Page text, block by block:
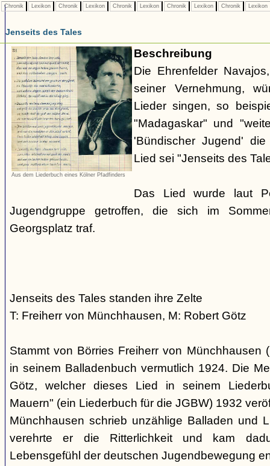
Chronik Lexikon Chronik Lexikon Chronik Lexikon Chronik Lexikon Chronik Lexikon
Jenseits des Tales
Aus dem Liederbuch eines Kölner Pfadfinders
Beschreibung
Die Ehrenfelder
seiner Vernehmung,
Lieder singen, so
"Madagaskar" und
'Bündischer Jugend'
Lied sei "Jenseits des
Das Lied wurde laut
Jugendgruppe getroffen, die sich im
Georgsplatz traf.
Jenseits des Tales standen ihre Zelte
T: Freiherr von Münchhausen, M: Robert Götz
Stammt von Börries Freiherr von Münchhausen
in seinem Balladenbuch vermutlich 1924. Die
Götz, welcher dieses Lied in seinem
Mauern" (ein Liederbuch für die JGBW) 1932
Münchhausen schrieb unzählige Balladen und
verehrte er die Ritterlichkeit und kam
Lebensgefühl der deutschen Jugendbewegung